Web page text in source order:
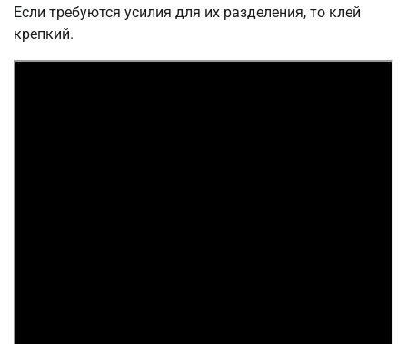
Если требуются усилия для их разделения, то клей
крепкий.